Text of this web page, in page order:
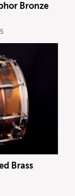
Bronze
Brass